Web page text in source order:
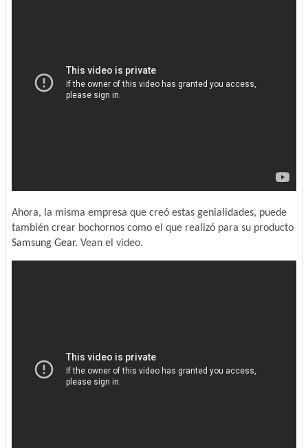
Ahora, la misma empresa que creó estas genialidades, puede
también crear bochornos como el que realizó para su producto
Samsung Gear. Vean el video.